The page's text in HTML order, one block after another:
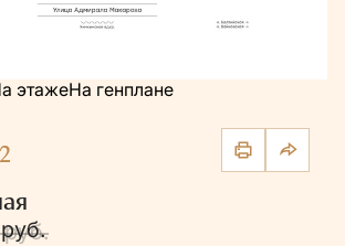
этажеНа генплане
2